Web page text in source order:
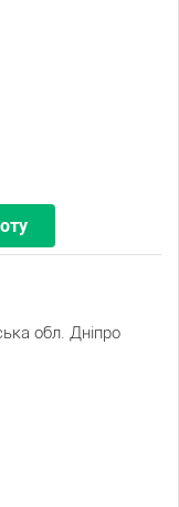
обл. Дніпро